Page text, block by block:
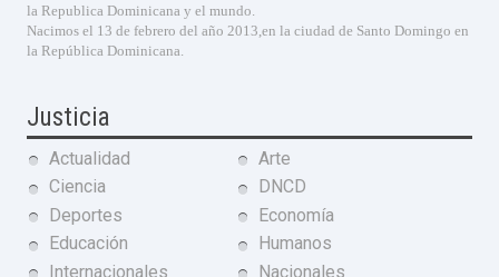
la Republica Dominicana y el mundo.
Nacimos el 13 de febrero del año 2013,en la ciudad de Santo Domingo en
la República Dominicana.
Justicia
Actualidad
Arte
Ciencia
DNCD
Deportes
Economía
Educación
Humanos
Internacionales
Nacionales